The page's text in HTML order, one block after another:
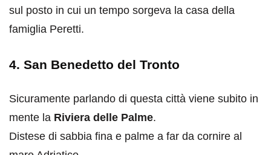
sul posto in cui un tempo sorgeva la casa della
famiglia Peretti.
4. San Benedetto del Tronto
Sicuramente parlando di questa città viene subito in
mente la Riviera delle Palme.
Distese di sabbia fina e palme a far da cornire al